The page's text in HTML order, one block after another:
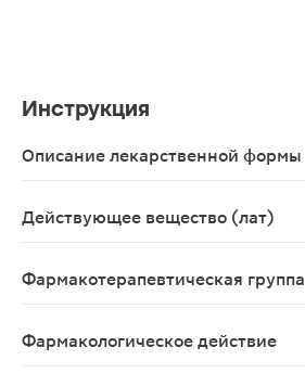
Инструкция
Описание лекарственной формы
Действующее вещество (лат)
Фармакотерапевтическая группа
Фармакологическое действие